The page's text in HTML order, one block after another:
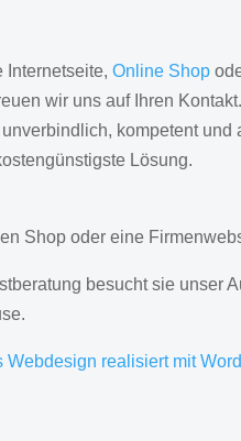
Internetseite, Online Shop
wir uns auf Ihren
kompetent und
Lösung.
Shop oder eine
besucht sie unser
Webdesign realisiert mit